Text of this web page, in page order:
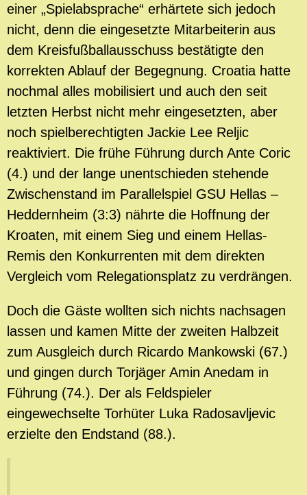
einer „Spielabsprache“ erhärtete sich jedoch
nicht, denn die eingesetzte Mitarbeiterin aus
dem Kreisfußballausschuss bestätigte den
korrekten Ablauf der Begegnung. Croatia hatte
nochmal alles mobilisiert und auch den seit
letzten Herbst nicht mehr eingesetzten, aber
noch spielberechtigten Jackie Lee Reljic
reaktiviert. Die frühe Führung durch Ante Coric
(4.) und der lange unentschieden stehende
Zwischenstand im Parallelspiel GSU Hellas –
Heddernheim (3:3) nährte die Hoffnung der
Kroaten, mit einem Sieg und einem Hellas-
Remis den Konkurrenten mit dem direkten
Vergleich vom Relegationsplatz zu verdrängen.
Doch die Gäste wollten sich nichts nachsagen
lassen und kamen Mitte der zweiten Halbzeit
zum Ausgleich durch Ricardo Mankowski (67.)
und gingen durch Torjäger Amin Anedam in
Führung (74.). Der als Feldspieler
eingewechselte Torhüter Luka Radosavljevic
erzielte den Endstand (88.).